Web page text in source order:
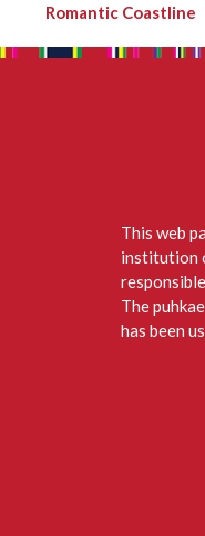
Romantic Coastline
This web
institution
The
has been